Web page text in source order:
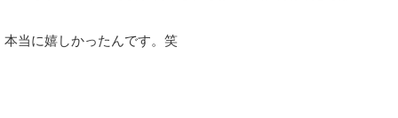
本当に嬉しかったんです。笑